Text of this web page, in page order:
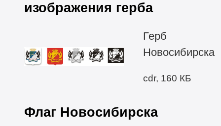
изображения герба
Герб
Новосибирска
cdr, 160 КБ
Флаг Новосибирска